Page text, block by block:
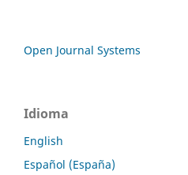
Open Journal Systems
Idioma
English
Español (España)